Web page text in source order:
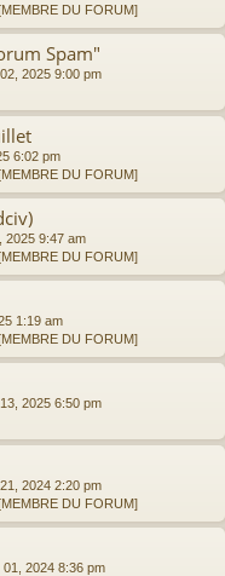
DU FORUM]
Spam"
2025 9:00 pm
6:02 pm
DU FORUM]
2025 9:47 am
DU FORUM]
1:19 am
DU FORUM]
2025 6:50 pm
2024 2:20 pm
DU FORUM]
01, 2024 8:36 pm